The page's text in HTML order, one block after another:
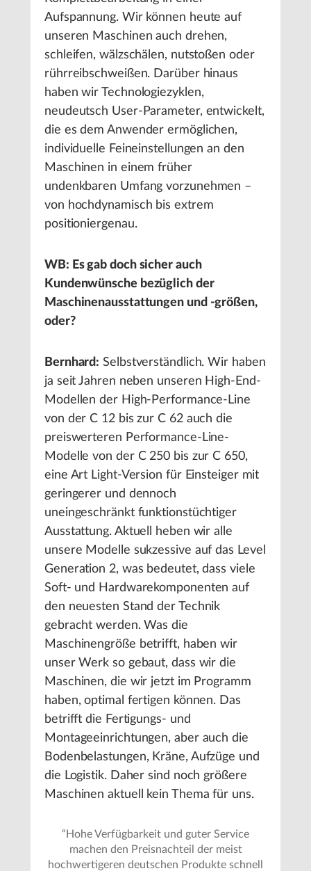
Aufspannung. Wir können heute auf
unseren Maschinen auch drehen,
schleifen, wälzschälen, nutstoßen oder
rührreibschweißen. Darüber hinaus
haben wir Technologiezyklen,
neudeutsch User-Parameter, entwickelt,
die es dem Anwender ermöglichen,
individuelle Feineinstellungen an den
Maschinen in einem früher
undenkbaren Umfang vorzunehmen –
von hochdynamisch bis extrem
positioniergenau.
WB: Es gab doch sicher auch
Kundenwünsche bezüglich der
Maschinenausstattungen und -größen,
oder?
Bernhard: Selbstverständlich. Wir haben
ja seit Jahren neben unseren High-End-
Modellen der High-Performance-Line
von der C 12 bis zur C 62 auch die
preiswerteren Performance-Line-
Modelle von der C 250 bis zur C 650,
eine Art Light-Version für Einsteiger mit
geringerer und dennoch
uneingeschränkt funktionstüchtiger
Ausstattung. Aktuell heben wir alle
unsere Modelle sukzessive auf das Level
Generation 2, was bedeutet, dass viele
Soft- und Hardwarekomponenten auf
den neuesten Stand der Technik
gebracht werden. Was die
Maschinengröße betrifft, haben wir
unser Werk so gebaut, dass wir die
Maschinen, die wir jetzt im Programm
haben, optimal fertigen können. Das
betrifft die Fertigungs- und
Montageeinrichtungen, aber auch die
Bodenbelastungen, Kräne, Aufzüge und
die Logistik. Daher sind noch größere
Maschinen aktuell kein Thema für uns.
“ Hohe Verfügbarkeit und guter Service
machen den Preisnachteil der meist
hochwertigeren deutschen Produkte schnell